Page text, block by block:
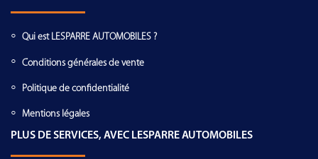
Qui est LESPARRE AUTOMOBILES ?
Conditions générales de vente
Politique de confidentialité
Mentions légales
PLUS DE SERVICES, AVEC LESPARRE AUTOMOBILES